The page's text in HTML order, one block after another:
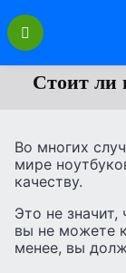
Перейти
содержанию
Стоит ли
Во многих
мире
качеству.
Это не значит,
вы не можете
менее, вы